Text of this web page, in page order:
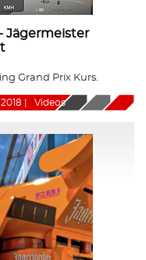
Jägermeister
Grand Prix Kurs.
Videos